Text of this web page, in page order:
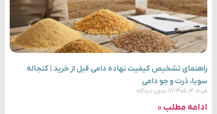
راهنمای تشخیص کیفیت نهاده دامی قبل از خرید | کنجاله
سویا، ذرت و جو دامی
مرداد ۱۴, ۱۴۰۵ بدون دیدگاه
ادامه مطلب »